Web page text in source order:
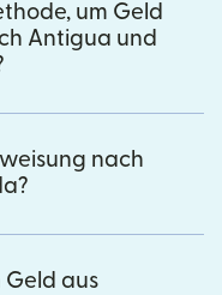
um Geld
Antigua und
nach
Geld aus